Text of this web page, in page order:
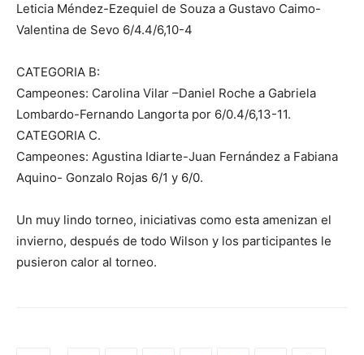
Leticia Méndez-Ezequiel de Souza a Gustavo Caimo-
Valentina de Sevo 6/4.4/6,10-4
CATEGORIA B:
Campeones: Carolina Vilar –Daniel Roche a Gabriela
Lombardo-Fernando Langorta por 6/0.4/6,13-11.
CATEGORIA C.
Campeones: Agustina Idiarte-Juan Fernández a Fabiana
Aquino- Gonzalo Rojas 6/1 y 6/0.
Un muy lindo torneo, iniciativas como esta amenizan el
invierno, después de todo Wilson y los participantes le
pusieron calor al torneo.